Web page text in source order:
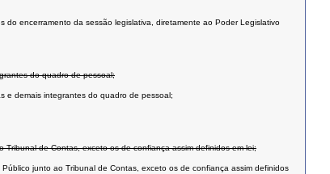
do encerramento da sessão legislativa, diretamente ao Poder Legislativo
do quadro de pessoal;
e demais integrantes do quadro de pessoal;
de Contas, exceto os de confiança assim definidos em lei;
junto ao Tribunal de Contas, exceto os de confiança assim definidos